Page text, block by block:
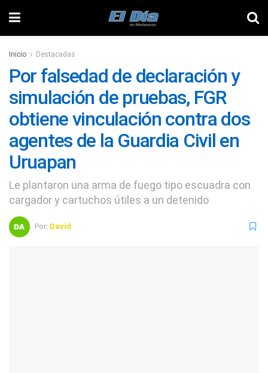
Inicio Destacadas
Por falsedad de declaración y
simulación de pruebas, FGR
obtiene vinculación contra dos
agentes de la Guardia Civil en
Uruapan
Le plantaron una arma de fuego tipo escuadra con
cargador y cartuchos útiles a un detenido
Por: David